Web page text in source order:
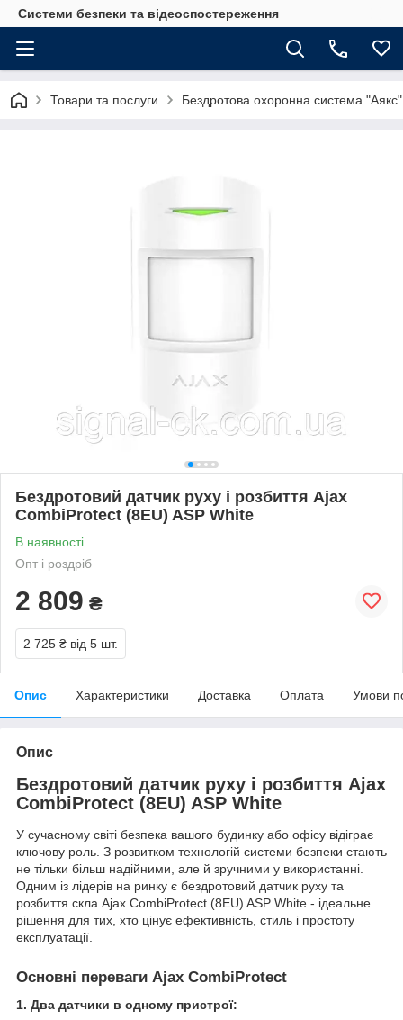
Системи безпеки та відеоспостереження
Товари та послуги Бездротова охоронна система "Аякс"
Бездротовий датчик руху і розбиття Ajax
CombiProtect (8EU) ASP White
В наявності
Опт і роздріб
2 809 ₴
2 725 ₴ від 5 шт.
Опис Характеристики Доставка Оплата Умови
Опис
Бездротовий датчик руху і розбиття Ajax
CombiProtect (8EU) ASP White
У сучасному світі безпека вашого будинку або офісу відіграє
ключову роль. З розвитком технологій системи безпеки стають
не тільки більш надійними, але й зручними у використанні.
Одним із лідерів на ринку є бездротовий датчик руху та
розбиття скла Ajax CombiProtect (8EU) ASP White - ідеальне
рішення для тих, хто цінує ефективність, стиль і простоту
експлуатації.
Основні переваги Ajax CombiProtect
1. Два датчики в одному пристрої: